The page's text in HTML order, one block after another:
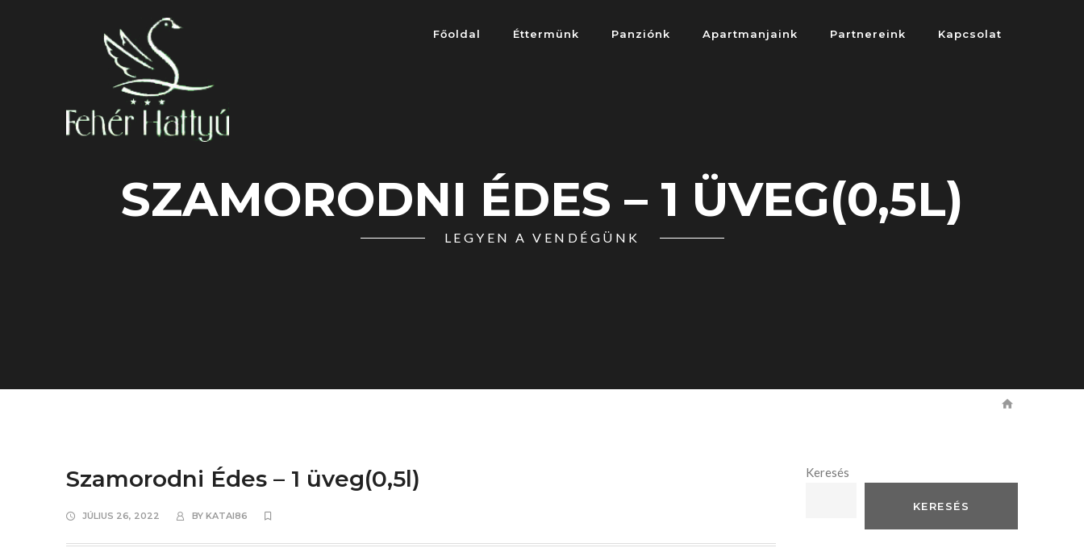
Főoldal Éttermünk Panziónk Apartmanjaink Partnereink Kapcsolat
SZAMORODNI ÉDES – 1 ÜVEG(0,5L)
LEGYEN A VENDÉGÜNK
Szamorodni Édes – 1 üveg(0,5l)
JÚLIUS 26, 2022 BY KATAI86
Keresés
KERESÉS